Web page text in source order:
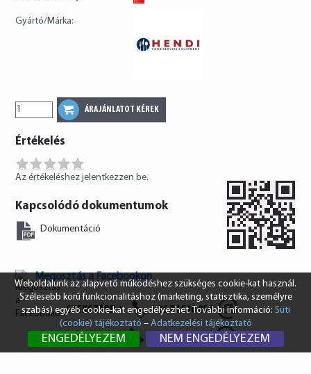
SZEKSZÁRD +36 74 510 054
info@vendi.hu
BUDAPEST +36 1 431 8687
Gyártó/Márka:
Értékelés
Az értékeléshez jelentkezzen be.
Kapcsolódó dokumentumok
Dokumentáció
Megosztás a Facebookon
Weboldalunk az alapvető működéshez szükséges cookie-kat használ.
Szélesebb körű funkcionalitáshoz (marketing, statisztika, személyre
szabás) egyéb cookie-kat engedélyezhet. További információ: Süti
(cookie) tájékoztató – Adatkezelési tájékoztató
ENGEDÉLYEZEM NEM ENGEDÉLYEZEM